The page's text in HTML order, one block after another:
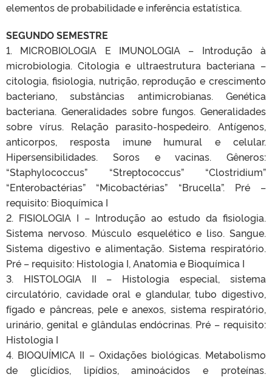
elementos de probabilidade e inferência estatística.
SEGUNDO SEMESTRE
1. MICROBIOLOGIA E IMUNOLOGIA – Introdução à
microbiologia. Citologia e ultraestrutura bacteriana –
citologia, fisiologia, nutrição, reprodução e crescimento
bacteriano, substâncias antimicrobianas. Genética
bacteriana. Generalidades sobre fungos. Generalidades
sobre vírus. Relação parasito-hospedeiro. Antígenos,
anticorpos, resposta imune humural e celular.
Hipersensibilidades. Soros e vacinas. Gêneros:
“Staphylococcus” “Streptococcus” “Clostridium”
“Enterobactérias” “Micobactérias” “Brucella”. Pré –
requisito: Bioquímica I
2. FISIOLOGIA I – Introdução ao estudo da fisiologia.
Sistema nervoso. Músculo esquelético e liso. Sangue.
Sistema digestivo e alimentação. Sistema respiratório.
Pré – requisito: Histologia I, Anatomia e Bioquímica I
3. HISTOLOGIA II – Histologia especial, sistema
circulatório, cavidade oral e glandular, tubo digestivo,
fígado e pâncreas, pele e anexos, sistema respiratório,
urinário, genital e glândulas endócrinas. Pré – requisito:
Histologia I
4. BIOQUÍMICA II – Oxidações biológicas. Metabolismo
de glicídios, lipídios, aminoácidos e proteínas.